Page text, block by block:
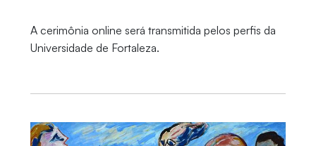
A cerimônia online será transmitida pelos perfis da
Universidade de Fortaleza.